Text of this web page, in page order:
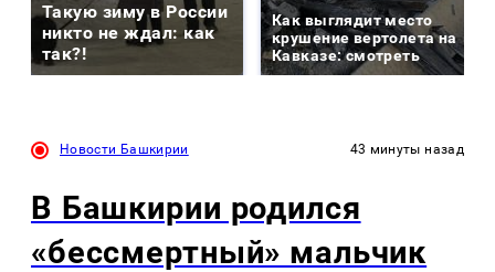
Такую зиму в России
никто не ждал: как
так?!
Как выглядит место
крушение вертолета на
Кавказе: смотреть
Новости Башкирии 43 минуты назад
В Башкирии родился
«бессмертный» мальчик